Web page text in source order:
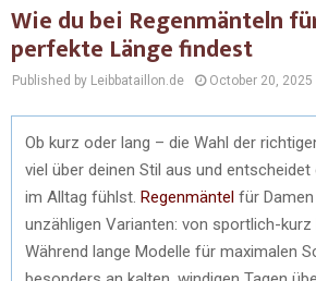
Wie du bei Regenmänteln
perfekte Länge findest
Published by Leibbataillon.de October 20, 2025
Ob kurz oder lang – die Wahl der
viel über deinen Stil aus und entscheidet
im Alltag fühlst. Regenmäntel für
unzähligen Varianten: von sportlich-kurz
Während lange Modelle für maximalen